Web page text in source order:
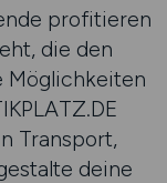
profitieren
die den
Möglichkeiten
Transport,
deine